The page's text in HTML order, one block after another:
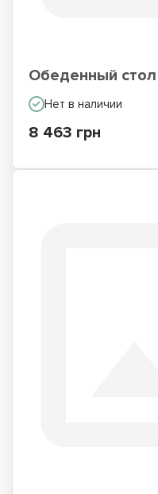
Обеденный
Нет в наличии
8 463 грн